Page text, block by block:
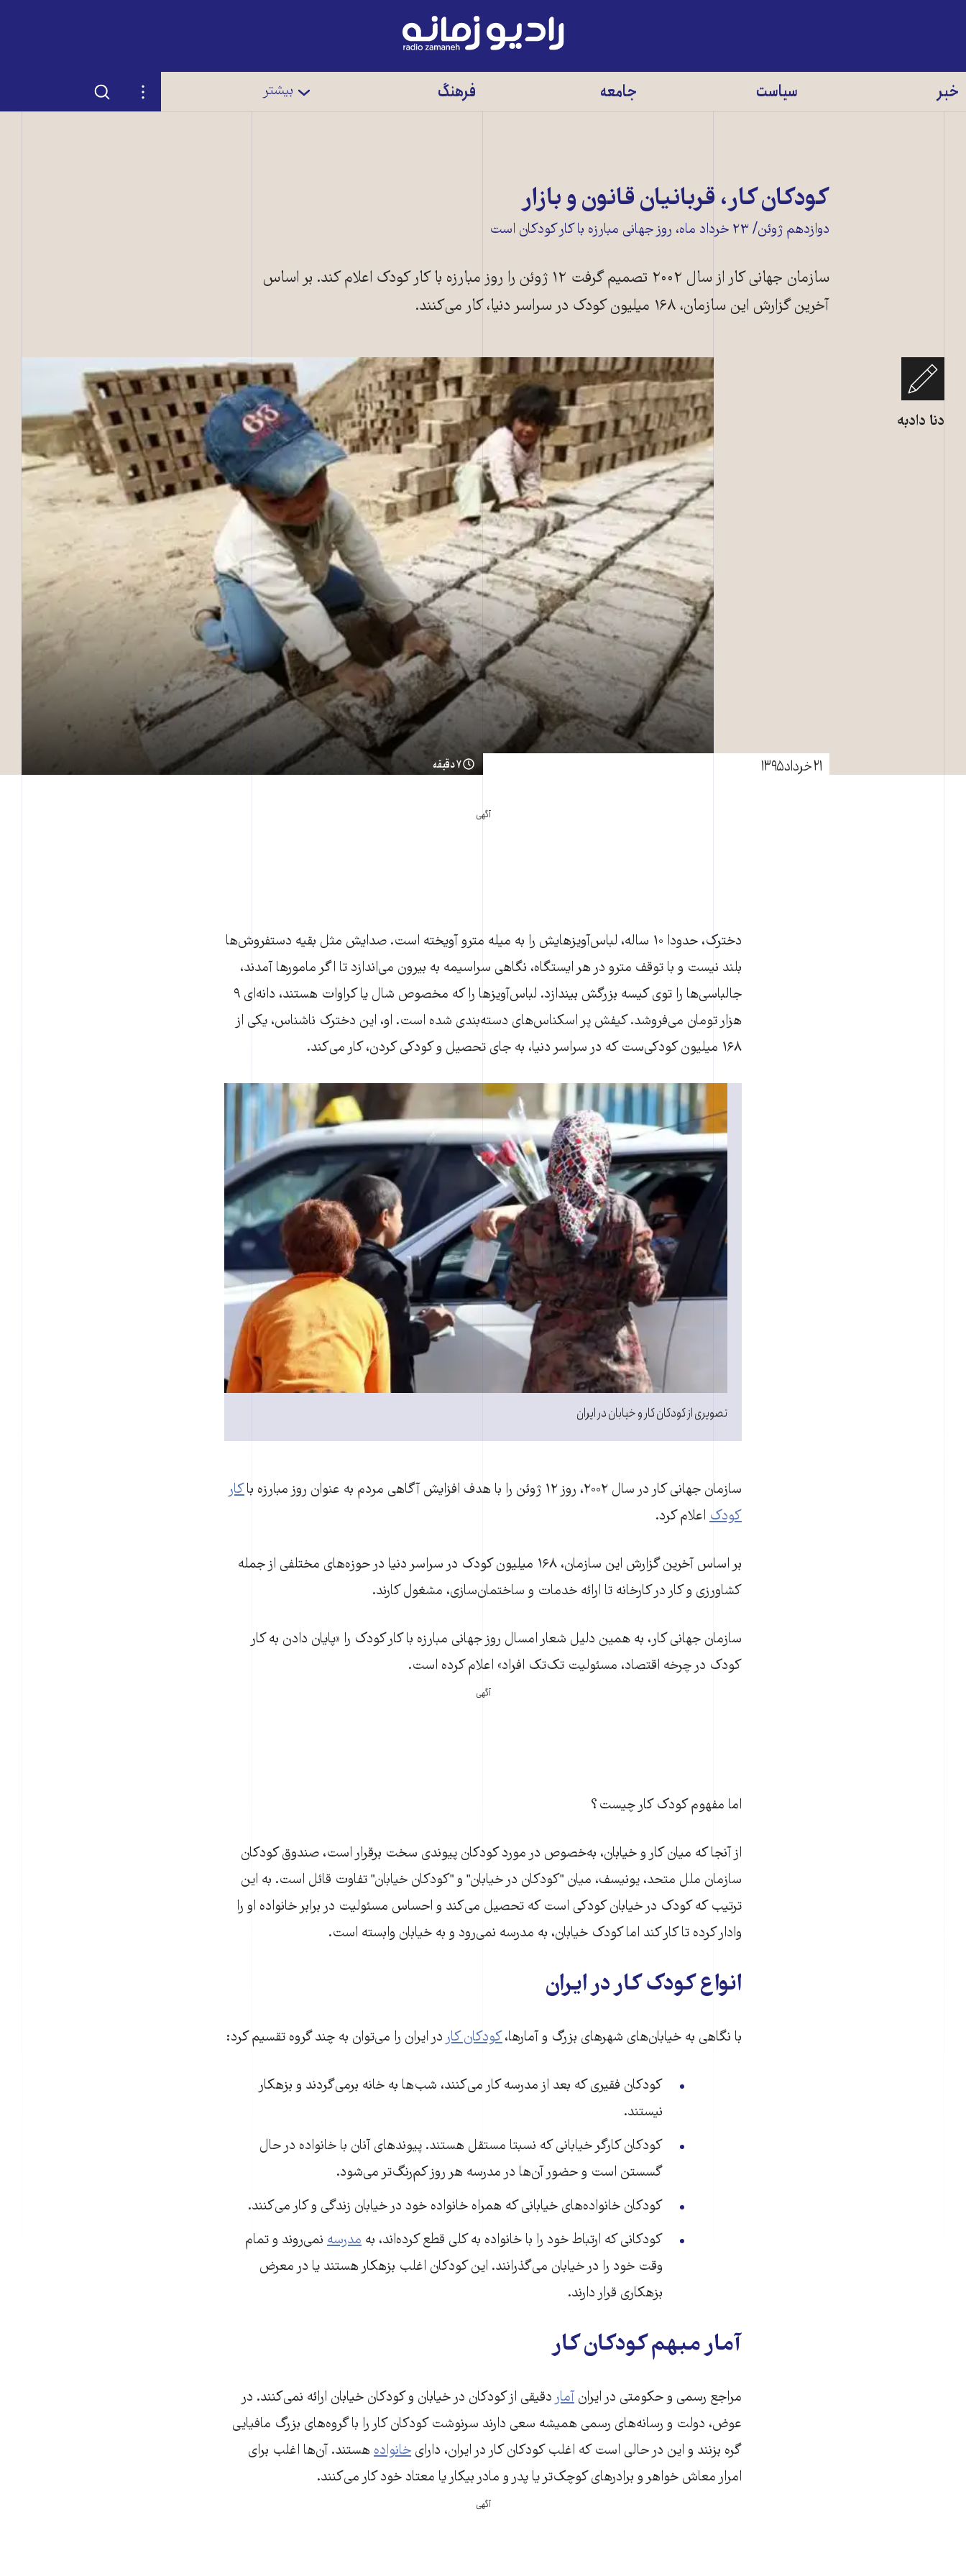
رادیو
زمانه
خبر سیاست جامعه فرهنگ بیشتر تنظیمات جستجو
کودکان کار، قربانیان قانون و بازار
دوازدهم ژوئن/ ۲۳ خرداد ماه، روز جهانی مبارزه با کار کودکان است
سازمان جهانی کار از سال ۲۰۰۲ تصمیم گرفت ۱۲ ژوئن را روز مبارزه با کار کودک اعلام کند. بر اساس
آخرین گزارش این سازمان، ۱۶۸ میلیون کودک در سراسر دنیا، کار می‌کنند.
دنا دادبه
۲۱ خرداد ۱۳۹۵ ۷ دقیقه
آگهی
دخترک، حدودا ۱۰ ساله، لباس‌آویزهایش را به میله مترو آویخته است. صدایش مثل بقیه دستفروش‌ها
بلند نیست و با توقف مترو در هر ایستگاه، نگاهی سراسیمه به بیرون می‌اندازد تا اگر مامور‌ها آمدند،
جالباسی‌ها را توی کیسه بزرگش بیندازد. لباس‌آویز‌ها را که مخصوص شال یا کراوات هستند، دانه‌ای ۹
هزار تومان می‌فروشد. کیفش پر اسکناس‌های دسته‌بندی شده است. او، این دخترک ناشناس، یکی از
۱۶۸ میلیون کودکی‌ست که در سراسر دنیا، به جای تحصیل و کودکی کردن، کار می‌کند.
تصویری از کودکان کار و خیابان در ایران
سازمان جهانی کار در سال ۲۰۰۲، روز ۱۲ ژوئن را با هدف افزایش آگاهی مردم به عنوان روز مبارزه با
کار
کودک اعلام کرد.
بر اساس آخرین گزارش این سازمان، ۱۶۸ میلیون کودک در سراسر دنیا در حوزه‌های مختلفی از جمله
کشاورزی و کار در کارخانه تا ارائه خدمات و ساختمان‌سازی، مشغول کارند.
سازمان جهانی کار، به همین دلیل شعار امسال روز جهانی مبارزه با کار کودک را «پایان دادن به کار
کودک در چرخه اقتصاد، مسئولیت تک‌تک افراد» اعلام کرده است.
آگهی
اما مفهوم کودک کار چیست؟
از آنجا که میان کار و خیابان، به‌خصوص در مورد کودکان پیوندی سخت برقرار است، صندوق کودکان
سازمان ملل متحد، یونیسف، میان "کودکان در خیابان" و "کودکان خیابان" تفاوت قائل است. به این
ترتیب که کودک در خیابان کودکی است که تحصیل می‌کند و احساس مسئولیت در برابر خانواده او را
وادار کرده تا کار کند اما کودک خیابان، به مدرسه نمی‌رود و به خیابان وابسته است.
انواع کودک کار در ایران
با نگاهی به خیابان‌های شهرهای بزرگ و آمارها،کودکان کاردر ایران را می‌توان به چند گروه تقسیم کرد:
کودکان فقیری که بعد از مدرسه کار می‌کنند، شب‌ها به خانه برمی‌گردند و بزهکار
نیستند.
کودکان کارگر خیابانی که نسبتا مستقل هستند. پیوندهای آنان با خانواده در حال
گسستن است و حضور آن‌ها در مدرسه هر روز کم‌رنگ‌تر می‌شود.
کودکان خانواده‌های خیابانی که همراه خانواده خود در خیابان زندگی و کار می‌کنند.
کودکانی که ارتباط خود را با خانواده به کلی قطع کرده‌اند، به مدرسه نمی‌روند و تمام
وقت خود را در خیابان می‌گذرانند. این کودکان اغلب بزهکار هستند یا در معرض
بزهکاری قرار دارند.
آمار مبهم کودکان کار
مراجع رسمی و حکومتی در ایران آماردقیقی از کودکان در خیابان و کودکان خیابان ارائه نمی‌کنند. در
عوض، دولت و رسانه‌های رسمی همیشه سعی دارند سرنوشت کودکان کار را با گروه‌های بزرگ مافیایی
گره بزنند و این در حالی است که اغلب کودکان کار در ایران، دارای خانوادههستند. آن‌ها اغلب برای
امرار معاش خواهر و برادرهای کوچک‌تر یا پدر و مادر بیکار یا معتاد خود کار می‌کنند.
آگهی